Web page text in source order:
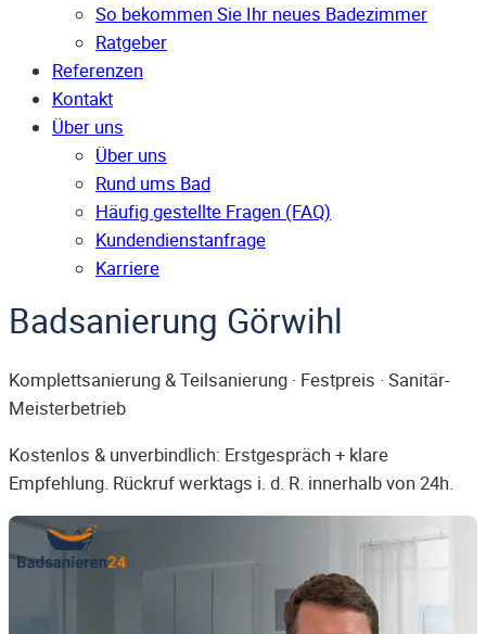
So bekommen Sie Ihr neues Badezimmer
Ratgeber
Referenzen
Kontakt
Über uns
Über uns
Rund ums Bad
Häufig gestellte Fragen (FAQ)
Kunden­dienst­anfrage
Karriere
Badsanierung Görwihl
Komplettsanierung & Teilsanierung · Festpreis · Sanitär-
Meisterbetrieb
Kostenlos & unverbindlich: Erstgespräch + klare
Empfehlung. Rückruf werktags i. d. R. innerhalb von 24h.